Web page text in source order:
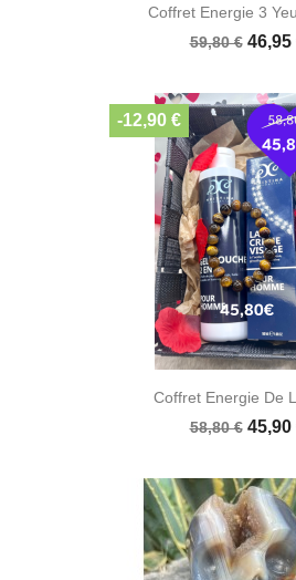
Coffret Energie 3
59,80 € 46,95
Coffret Energie De
58,80 € 45,90
-12,90 €